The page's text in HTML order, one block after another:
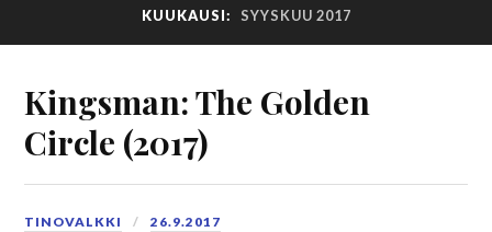
KUUKAUSI: SYYSKUU 2017
Kingsman: The Golden
Circle (2017)
TINOVALKKI 26.9.2017